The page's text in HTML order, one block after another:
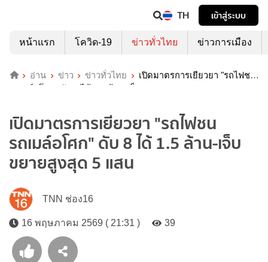
TH เข้าสู่ระบบ
หน้าแรก โควิด-19 ข่าวทั่วไทย ข่าวการเมือง
อ่าน ข่าว ข่าวทั่วไทย
เปิดมาตรการเยียวยา "รถไฟชน
เปิดมาตรการเยียวยา "รถไฟชน
รถเมล์อโศก" ดับ 8 ได้ 1.5 ล้าน-เจ็บ
ขยายสูงสุด 5 แสน
TNN ช่อง16
16 พฤษภาคม 2569 ( 21:31 ) 39